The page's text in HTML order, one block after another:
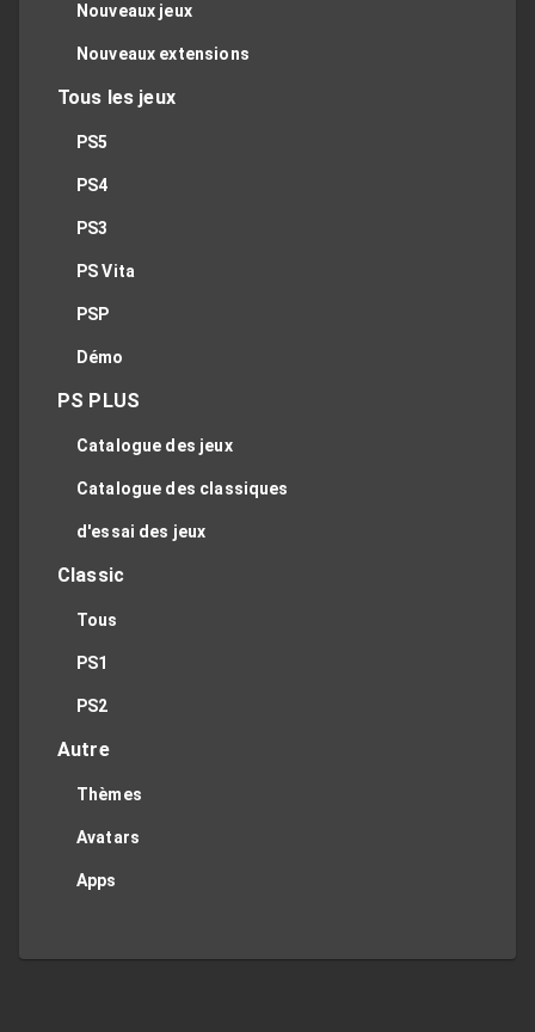
Nouveaux jeux
Nouveaux extensions
Tous les jeux
PS5
PS4
PS3
PS Vita
PSP
Démo
PS PLUS
Catalogue des jeux
Catalogue des classiques
d'essai des jeux
Classic
Tous
PS1
PS2
Autre
Thèmes
Avatars
Apps